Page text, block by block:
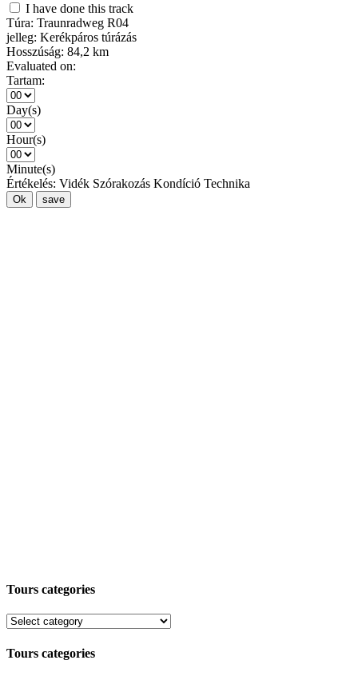
I have done this track
Túra: Traunradweg R04
jelleg: Kerékpáros túrázás
Hosszúság: 84,2 km
Evaluated on:
Tartam:
Day(s)
Hour(s)
Minute(s)
Értékelés: Vidék Szórakozás Kondíció Technika
Ok save
Tours categories
Tours categories